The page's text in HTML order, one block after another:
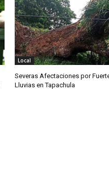
Local
Severas Afectaciones por
Lluvias en Tapachula